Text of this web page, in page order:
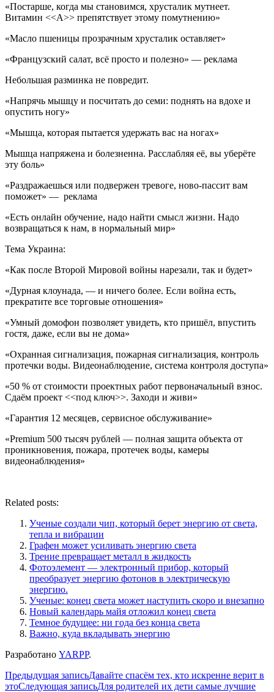
«Постарше, когда мы становимся, хрусталик мутнеет.
Витамин <<А>> препятствует этому помутнению»
«Масло пшеницы прозрачным хрусталик оставляет»
«Французский салат, всё просто и полезно» — реклама
Небольшая разминка не повредит.
«Напрячь мышцу и посчитать до семи: поднять на вдохе и
опустить ногу»
«Мышца, которая пытается удержать вас на ногах»
Мышца напряжена и болезненна. Расслабляя её, вы уберёте
эту боль»
«Раздражаешься или подвержен тревоге, ново-пассит вам
поможет» — реклама
«Есть онлайн обучение, надо найти смысл жизни. Надо
возвращаться к нам, в нормальный мир»
Тема Украина:
«Как после Второй Мировой войны нарезали, так и будет»
«Дурная клоунада, — и ничего более. Если война есть,
прекратите все торговые отношения»
«Умный домофон позволяет увидеть, кто пришёл, впустить
гостя, даже, если вы не дома»
«Охранная сигнализация, пожарная сигнализация, контроль
протечки воды. Видеонаблюдение, система контроля доступа»
«50 % от стоимости проектных работ первоначальный взнос.
Сдаём проект <<под ключ>>. Заходи и живи»
«Гарантия 12 месяцев, сервисное обслуживание»
«Premium 500 тысяч рублей — полная защита объекта от
проникновения, пожара, протечек воды, камеры
видеонаблюдения»
Related posts:
Ученые создали чип, который берет энергию от света,
тепла и вибрации
Графен может усиливать энергию света
Трение превращает металл в жидкость
Фотоэлемент — электронный прибор, который
преобразует энергию фотонов в электрическую
энергию.
Ученые: конец света может наступить скоро и внезапно
Новый календарь майя отложил конец света
Темное будущее: ни года без конца света
Важно, куда вкладывать энергию
Разработано YARPP.
Навигация
Предыдущая записьДавайте спасём тех, кто искренне верит в
этоСледующая записьДля родителей их дети самые лучшие